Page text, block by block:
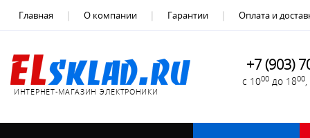
Главная О компании Гарантии Оплата и
ИНТЕРНЕТ-МАГАЗИН ЭЛЕКТРОНИКИ
+7 (903)
с 1000 до 1800